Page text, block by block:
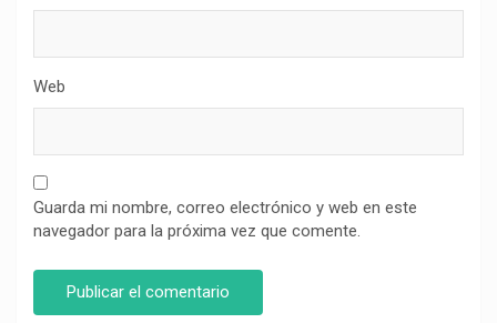
Web
Guarda mi nombre, correo electrónico y web en este
navegador para la próxima vez que comente.